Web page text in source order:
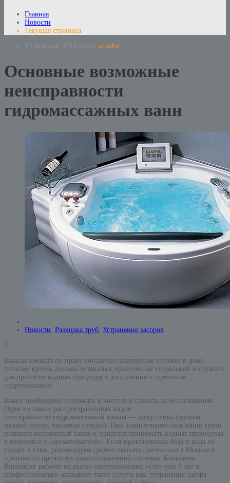
Главная
Новости
Текущая страница
19 февраля, 2018 автор wpadm
Основные возможные
неисправности
гидромассажных ванн
Новости, Разводка труб, Устранение засоров
0
Ванная комната по праву считается санитарным уголком в доме,
поэтому купель должна оставаться практически стерильной и служить
для принятия водных процедур в дополнении с приятным
гидромассажем.
Ванну необходимо содержать в чистоте и следить за ее состоянием.
Один из самых распространенных видов
неисправности гидромассажной ванны — засор слива (волосы,
мелкий мусор, пищевые отходы). При значительном скоплении грязи
появится неприятный запах и придется принимать водные процедуры
в комплексе с «ароматерапией». Если приключилась беда и вода не
уходит в слив, рекомендуем срочно вызвать сантехника в Москве и
произвести прочистку канализационной системы. Компания
Ruplumber работет на рынке сантехнических услуг уже 8 лет и
профессионально оказывает такие услуги как, устранение засора